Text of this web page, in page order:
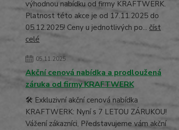
výhodnou nabídku od firmy KRAFTWERK.
Platnost této akce je od 17.11.2025 do
05.12.2025! Ceny u jednotlivých po... číst
celé
05.11.2025
Akční cenová nabídka a prodloužená
záruka od firmy KRAFTWERK
🛠️ Exkluzivní akční cenová nabídka
KRAFTWERK: Nyní s 7 LETOU ZÁRUKOU!
Vážení zákazníci, Představujeme vám akční